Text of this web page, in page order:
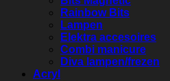
Rainbow Bits
Lampen
Elektra accesoires
Combi manicure
Diva lampen/frezen
Acryl